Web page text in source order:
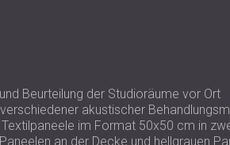
Beurteilung der Studioräume vor Ort
akustischer
im Format 50x50 cm in
an der Decke und hellgrauen